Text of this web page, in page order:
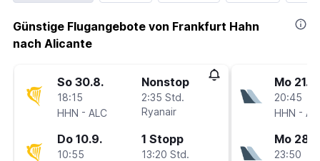
Günstige Flugangebote von Frankfurt Hahn
nach Alicante
So 30.8.
18:15
HHN - ALC
Nonstop
2:35 Std.
Ryanair
Do 10.9.
10:55
1 Stopp
13:20 Std.
Mo 21.9.
20:45
HHN -
Mo
23:50